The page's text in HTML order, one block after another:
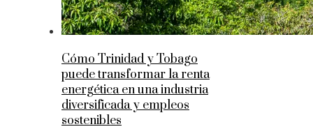
Cómo Trinidad y Tobago
puede transformar la renta
energética en una industria
diversificada y empleos
sostenibles